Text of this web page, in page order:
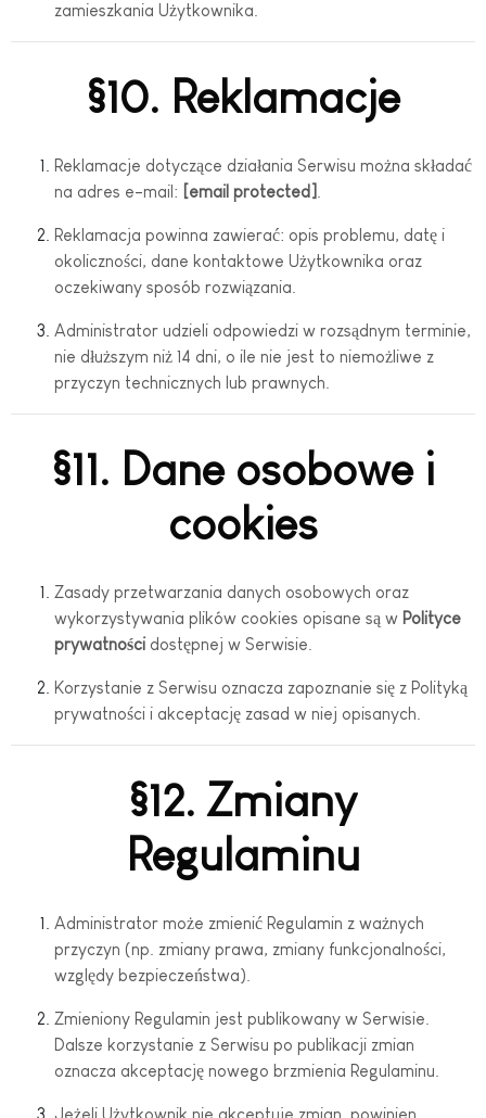
zamieszkania Użytkownika.
§10. Reklamacje
Reklamacje dotyczące działania Serwisu można składać
na adres e-mail: [email protected]
Reklamacja powinna zawierać: opis problemu, datę i
okoliczności, dane kontaktowe Użytkownika oraz
oczekiwany sposób rozwiązania.
Administrator udzieli odpowiedzi w rozsądnym terminie,
nie dłuższym niż 14 dni, o ile nie jest to niemożliwe z
przyczyn technicznych lub prawnych.
§11. Dane osobowe i
cookies
Zasady przetwarzania danych osobowych oraz
wykorzystywania plików cookies opisane są w Polityce
prywatnościdostępnej w Serwisie.
Korzystanie z Serwisu oznacza zapoznanie się z Polityką
prywatności i akceptację zasad w niej opisanych.
§12. Zmiany
Regulaminu
Administrator może zmienić Regulamin z ważnych
przyczyn (np. zmiany prawa, zmiany funkcjonalności,
względy bezpieczeństwa).
Zmieniony Regulamin jest publikowany w Serwisie.
Dalsze korzystanie z Serwisu po publikacji zmian
oznacza akceptację nowego brzmienia Regulaminu.